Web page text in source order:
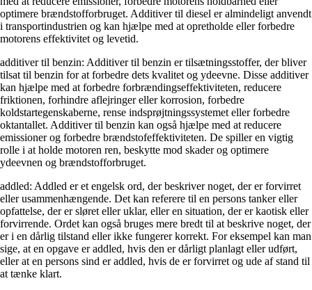
optimere brændstofforbruget. Additiver til diesel er almindeligt anvendt
i transportindustrien og kan hjælpe med at opretholde eller forbedre
motorens effektivitet og levetid.
additiver til benzin: Additiver til benzin er tilsætningsstoffer, der bliver
tilsat til benzin for at forbedre dets kvalitet og ydeevne. Disse additiver
kan hjælpe med at forbedre forbrændingseffektiviteten, reducere
friktionen, forhindre aflejringer eller korrosion, forbedre
koldstartegenskaberne, rense indsprøjtningssystemet eller forbedre
oktantallet. Additiver til benzin kan også hjælpe med at reducere
emissioner og forbedre brændstofeffektiviteten. De spiller en vigtig
rolle i at holde motoren ren, beskytte mod skader og optimere
ydeevnen og brændstofforbruget.
addled: Addled er et engelsk ord, der beskriver noget, der er forvirret
eller usammenhængende. Det kan referere til en persons tanker eller
opfattelse, der er sløret eller uklar, eller en situation, der er kaotisk eller
forvirrende. Ordet kan også bruges mere bredt til at beskrive noget, der
er i en dårlig tilstand eller ikke fungerer korrekt. For eksempel kan man
sige, at en opgave er addled, hvis den er dårligt planlagt eller udført,
eller at en persons sind er addled, hvis de er forvirret og ude af stand til
at tænke klart.